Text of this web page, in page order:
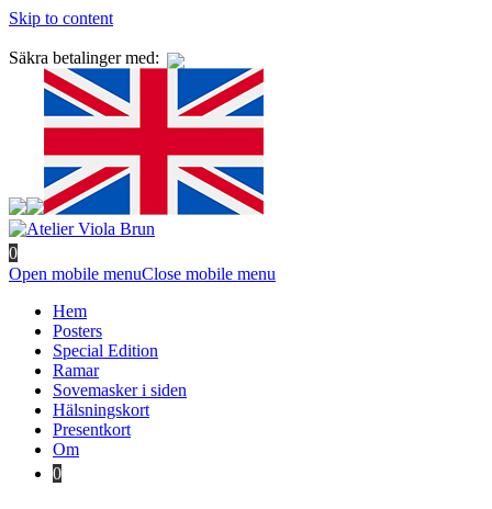
Skip to content
Säkra betalinger med:
0
Open mobile menuClose mobile menu
Hem
Posters
Special Edition
Ramar
Sovemasker i siden
Hälsningskort
Presentkort
Om
0